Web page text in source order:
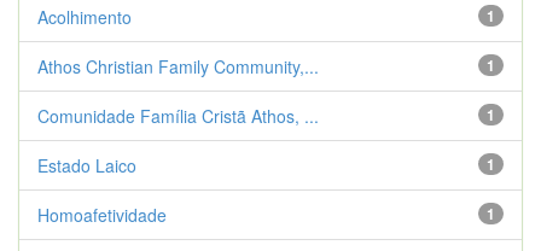
1
Acolhimento
1
Athos Christian Family Community,...
1
Comunidade Família Cristã Athos, ...
1
Estado Laico
1
Homoafetividade